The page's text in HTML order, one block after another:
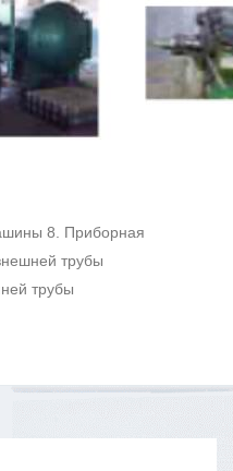
8. Приборная
трубы
трубы